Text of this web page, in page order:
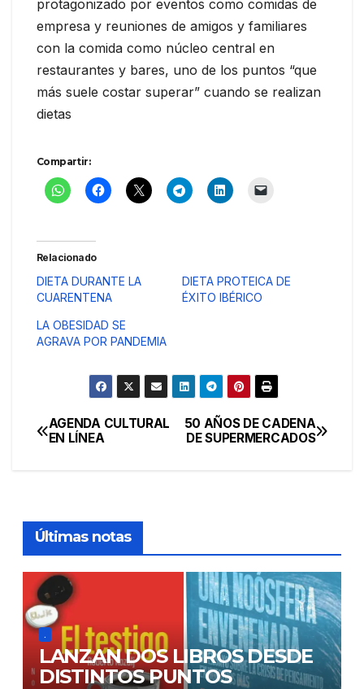
protagonizado por eventos como comidas de
empresa y reuniones de amigos y familiares
con la comida como núcleo central en
restaurantes y bares, uno de los puntos “que
más suele costar superar” cuando se realizan
dietas
Compartir:
Relacionado
DIETA DURANTE LA
CUARENTENA
DIETA PROTEICA DE
ÉXITO IBÉRICO
LA OBESIDAD SE
AGRAVA POR PANDEMIA
Navegación
50 AÑOS DE CADENA
DE SUPERMERCADOS
AGENDA CULTURAL
EN LÍNEA
Últimas notas
.
LANZAN DOS LIBROS DESDE
DISTINTOS PUNTOS